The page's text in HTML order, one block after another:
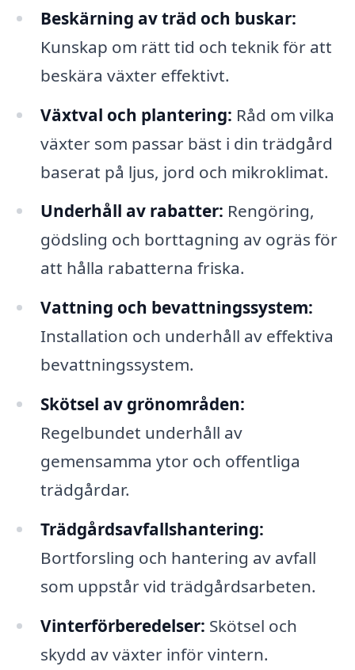
Beskärning av träd och buskar:
Kunskap om rätt tid och teknik för att
beskära växter effektivt.
Växtval och plantering: Råd om vilka
växter som passar bäst i din trädgård
baserat på ljus, jord och mikroklimat.
Underhåll av rabatter: Rengöring,
gödsling och borttagning av ogräs för
att hålla rabatterna friska.
Vattning och bevattningssystem:
Installation och underhåll av effektiva
bevattningssystem.
Skötsel av grönområden:
Regelbundet underhåll av
gemensamma ytor och offentliga
trädgårdar.
Trädgårdsavfallshantering:
Bortforsling och hantering av avfall
som uppstår vid trädgårdsarbeten.
Vinterförberedelser: Skötsel och
skydd av växter inför vintern.